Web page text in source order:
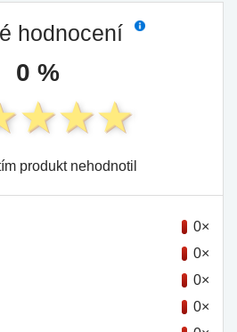
hodnocení
0 %
produkt nehodnotil
0×
0×
0×
0×